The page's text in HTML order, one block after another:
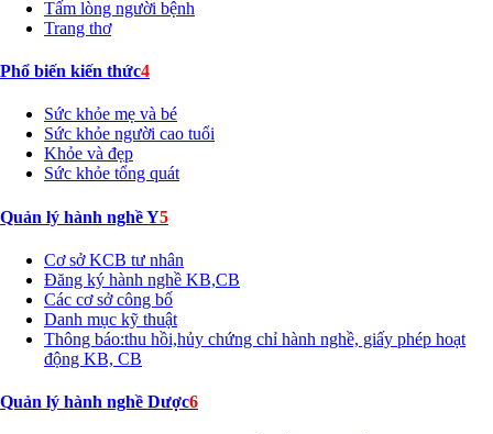
Tấm lòng người bệnh
Trang thơ
Phổ biến kiến thức4
Sức khỏe mẹ và bé
Sức khỏe người cao tuổi
Khỏe và đẹp
Sức khỏe tổng quát
Quản lý hành nghề Y5
Cơ sở KCB tư nhân
Đăng ký hành nghề KB,CB
Các cơ sở công bố
Danh mục kỹ thuật
Thông báo:thu hồi,hủy chứng chỉ hành nghề, giấy phép hoạt
động KB, CB
Quản lý hành nghề Dược6